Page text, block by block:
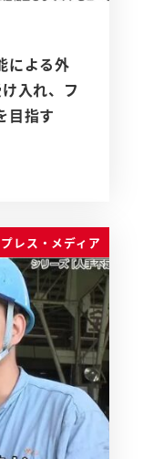
による外
入れ、フ
目指す
プレス・メディア